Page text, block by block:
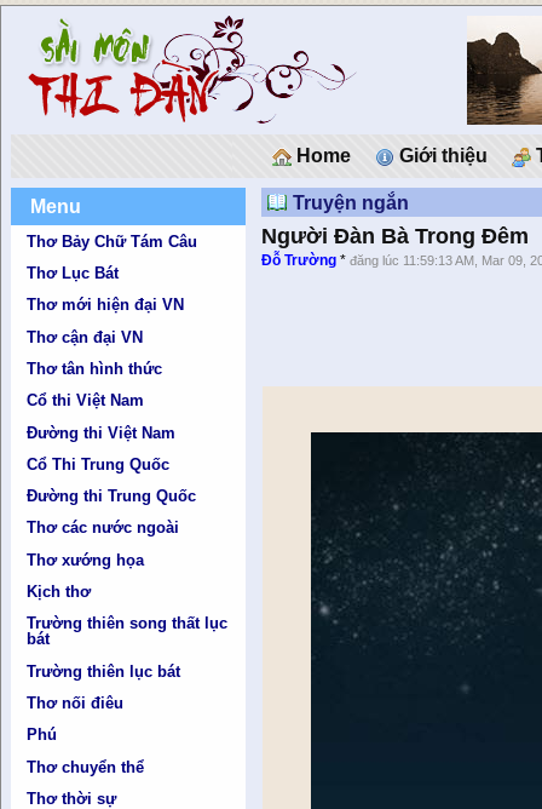
Home Giới thiệu
Menu
Thơ Bảy Chữ Tám Câu
Thơ Lục Bát
Thơ mới hiện đại VN
Thơ cận đại VN
Thơ tân hình thức
Cổ thi Việt Nam
Đường thi Việt Nam
Cổ Thi Trung Quốc
Đường thi Trung Quốc
Thơ các nước ngoài
Thơ xướng họa
Kịch thơ
Trường thiên song thất lục
bát
Trường thiên lục bát
Thơ nối điêu
Phú
Thơ chuyển thể
Thơ thời sự
Truyện ngắn
Người Đàn Bà Trong Đêm
Đỗ Trường *đăng lúc 11:59:13 AM, Mar 09,